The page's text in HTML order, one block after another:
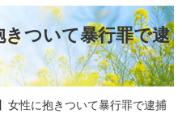
きついて暴行罪で逮
女性に抱きついて暴行罪で逮捕